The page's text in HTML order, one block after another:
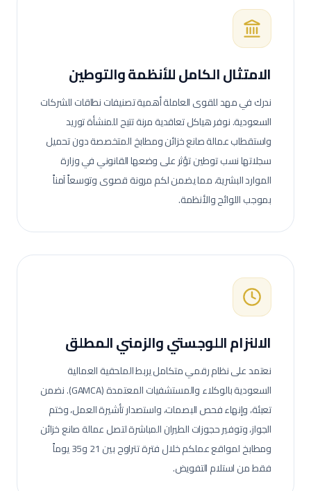
الامتثال الكامل للأنظمة والتوطين
ندرك في مهد للقوى العاملة أهمية تصنيفات نطاقات للشركات
السعودية. نوفر هياكل تعاقدية مرنة تتيح للمنشأة توريد
واستقطاب عمالةصانع خزائن ومطابخالمتخصصة دون تحميل
سجلاتها نسب توطين تؤثر على وضعها القانوني في وزارة
الموارد البشرية، مما يضمن لكم مرونة قصوى وتوسعاً آمناً
بموجب اللوائح والأنظمة.
الالنزام اللوجستي والزمني المطلق
نعتمد على نظام رقمي متكامل يربط الملحقية العمالية
السعودية بالوكلاء والمستشفيات المعتمدة (GAMCA). نضمن
تعبئة، وإنهاء فحص البصمات، واستصدار تأشيرة العمل، وختم
الجواز، وتوفير حجوزات الطيران المباشرة لتصل عمالةصانع خزائن
ومطابخ
لمواقع عملكم خلال فترة تتراوح بين 21 و35 يوماً
فقط من استلام التفويض.